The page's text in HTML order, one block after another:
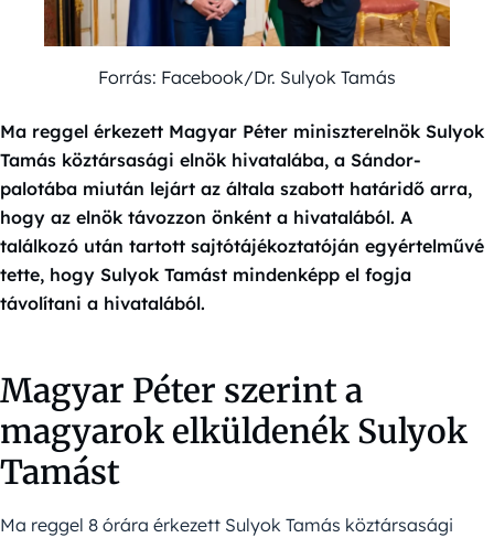
Forrás: Facebook/Dr. Sulyok Tamás
Ma reggel érkezett Magyar Péter miniszterelnök Sulyok
Tamás köztársasági elnök hivatalába, a Sándor-
palotába miután lejárt az általa szabott határidő arra,
hogy az elnök távozzon önként a hivatalából. A
találkozó után tartott sajtótájékoztatóján egyértelművé
tette, hogy Sulyok Tamást mindenképp el fogja
távolítani a hivatalából.
Magyar Péter szerint a
magyarok elküldenék Sulyok
Tamást
Ma reggel 8 órára érkezett Sulyok Tamás köztársasági